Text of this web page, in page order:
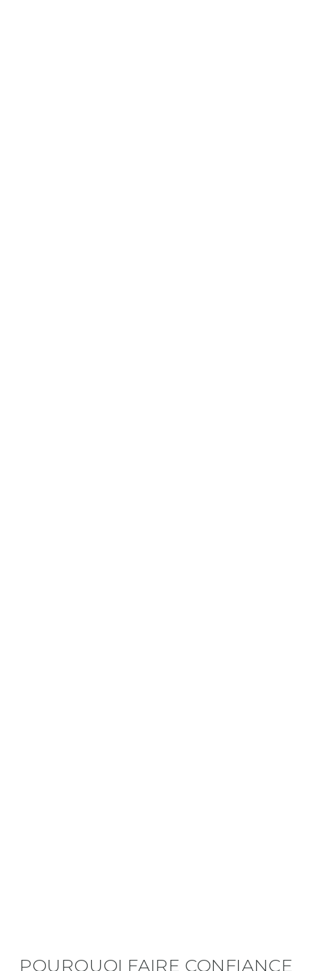
POURQUOI FAIRE CONFIANCE